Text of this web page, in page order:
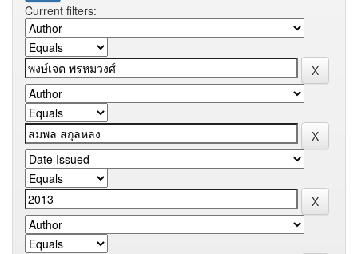
Current filters: